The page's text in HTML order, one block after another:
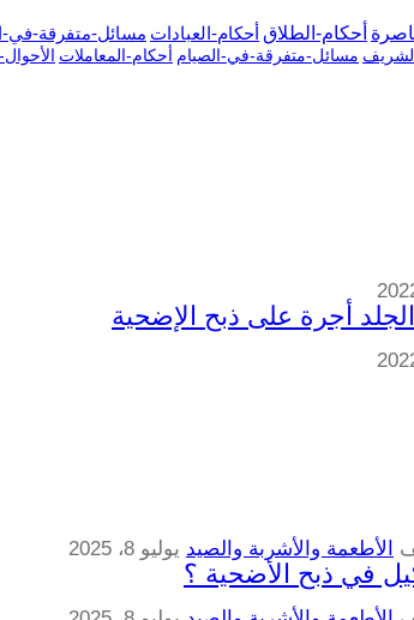
أحكام-الطلاق أحكام-العبادات مسائل-متفرقة-في-
مسائل-متفرقة-في-الصيام أحكام-المعاملات
الأطعمة والأشربة والصيد يوليو 8، 2025